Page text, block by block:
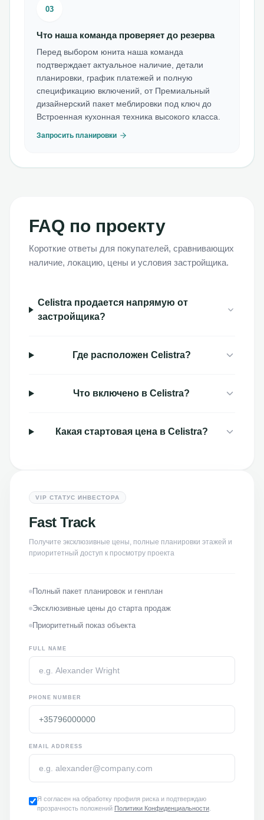
03
Что наша команда проверяет до резерва
Перед выбором юнита наша команда
подтверждает актуальное наличие, детали
планировки, график платежей и полную
спецификацию включений, от Премиальный
дизайнерский пакет меблировки под ключ до
Встроенная кухонная техника высокого класса.
Запросить планировки
FAQ по проекту
Короткие ответы для покупателей, сравнивающих
наличие, локацию, цены и условия застройщика.
Celistra продается напрямую от
застройщика?
Где расположен Celistra?
Что включено в Celistra?
Какая стартовая цена в Celistra?
VIP СТАТУС ИНВЕСТОРА
Fast Track
Получите эксклюзивные цены, полные планировки этажей и
приоритетный доступ к просмотру проекта
Полный пакет планировок и генплан
Эксклюзивные цены до старта продаж
Приоритетный показ объекта
FULL NAME
PHONE NUMBER
EMAIL ADDRESS
Я согласен на обработку профиля риска и подтверждаю
прозрачность положений Политики Конфиденциальности